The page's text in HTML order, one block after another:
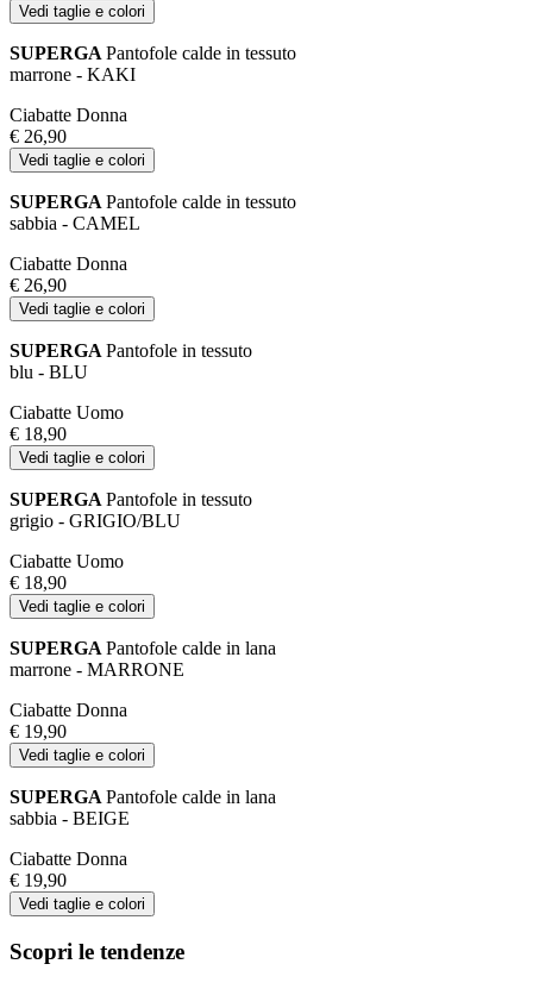
Vedi taglie e colori
SUPERGA Pantofole calde in tessuto
marrone - KAKI
Ciabatte Donna
€ 26,90
Vedi taglie e colori
SUPERGA Pantofole calde in tessuto
sabbia - CAMEL
Ciabatte Donna
€ 26,90
Vedi taglie e colori
SUPERGA Pantofole in tessuto
blu - BLU
Ciabatte Uomo
€ 18,90
Vedi taglie e colori
SUPERGA Pantofole in tessuto
grigio - GRIGIO/BLU
Ciabatte Uomo
€ 18,90
Vedi taglie e colori
SUPERGA Pantofole calde in lana
marrone - MARRONE
Ciabatte Donna
€ 19,90
Vedi taglie e colori
SUPERGA Pantofole calde in lana
sabbia - BEIGE
Ciabatte Donna
€ 19,90
Vedi taglie e colori
Scopri le tendenze